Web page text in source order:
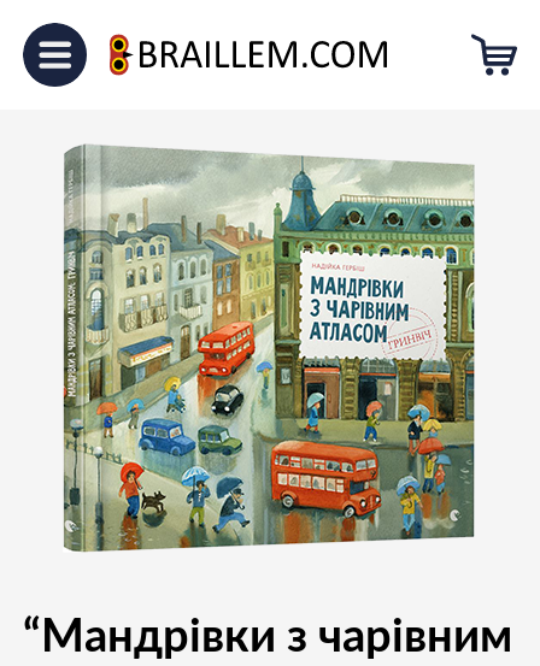
Головна Для малечі
“Мандрівки
з чарівним атласом: Грінвіч”
“Мандрівки з чарівним